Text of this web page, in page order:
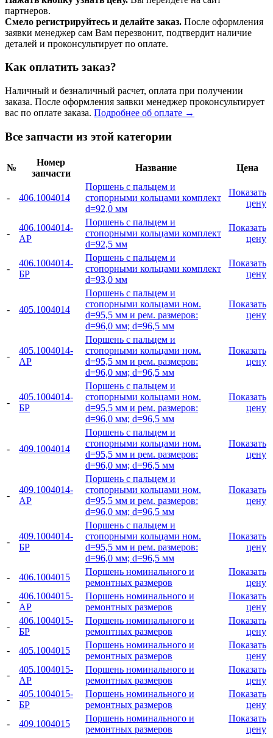
партнеров.
Смело регистрируйтесь и делайте заказ. После оформления
заявки менеджер сам Вам перезвонит, подтвердит наличие
деталей и проконсультирует по оплате.
Как оплатить заказ?
Наличный и безналичный расчет, оплата при получении
заказа. После оформления заявки менеджер проконсультирует
вас по оплате заказа. Подробнее об оплате →
Все запчасти из этой категории
№
Номер
запчасти
Название Цена
- 406.1004014
Поршень с пальцем и
стопорными кольцами комплект
d=92,0 мм
Показать
цену
-
406.1004014-
АР
Поршень с пальцем и
стопорными кольцами комплект
d=92,5 мм
Показать
цену
-
406.1004014-
БР
Поршень с пальцем и
стопорными кольцами комплект
d=93,0 мм
Показать
цену
- 405.1004014
Поршень с пальцем и
стопорными кольцами ном.
d=95,5 мм и рем. размеров:
d=96,0 мм; d=96,5 мм
Показать
цену
-
405.1004014-
АР
Поршень с пальцем и
стопорными кольцами ном.
d=95,5 мм и рем. размеров:
d=96,0 мм; d=96,5 мм
Показать
цену
-
405.1004014-
БР
Поршень с пальцем и
стопорными кольцами ном.
d=95,5 мм и рем. размеров:
d=96,0 мм; d=96,5 мм
Показать
цену
- 409.1004014
Поршень с пальцем и
стопорными кольцами ном.
d=95,5 мм и рем. размеров:
d=96,0 мм; d=96,5 мм
Показать
цену
-
409.1004014-
АР
Поршень с пальцем и
стопорными кольцами ном.
d=95,5 мм и рем. размеров:
d=96,0 мм; d=96,5 мм
Показать
цену
-
409.1004014-
БР
Поршень с пальцем и
стопорными кольцами ном.
d=95,5 мм и рем. размеров:
d=96,0 мм; d=96,5 мм
Показать
цену
- 406.1004015
Поршень номинального и
ремонтных размеров
Показать
цену
-
406.1004015-
АР
Поршень номинального и
ремонтных размеров
Показать
цену
-
406.1004015-
БР
Поршень номинального и
ремонтных размеров
Показать
цену
-
405.1004015
Поршень номинального и
ремонтных размеров
Показать
цену
-
405.1004015-
АР
Поршень номинального и
ремонтных размеров
Показать
цену
-
405.1004015-
БР
Поршень номинального и
ремонтных размеров
Показать
цену
-
409.1004015
Поршень номинального и
ремонтных размеров
Показать
цену